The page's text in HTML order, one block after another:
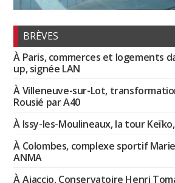
BRÈVES
À Paris, commerces et logements
up, signée LAN
À Villeneuve-sur-Lot,
Rousié par A40
À Issy-les-Moulineaux, la tour
À Colombes, complexe sportif
ANMA
À Ajaccio, Conservatoire Henri